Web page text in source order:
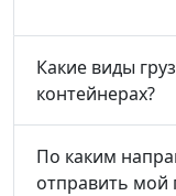
Какие виды
контейнерах?
По каким
отправить мой